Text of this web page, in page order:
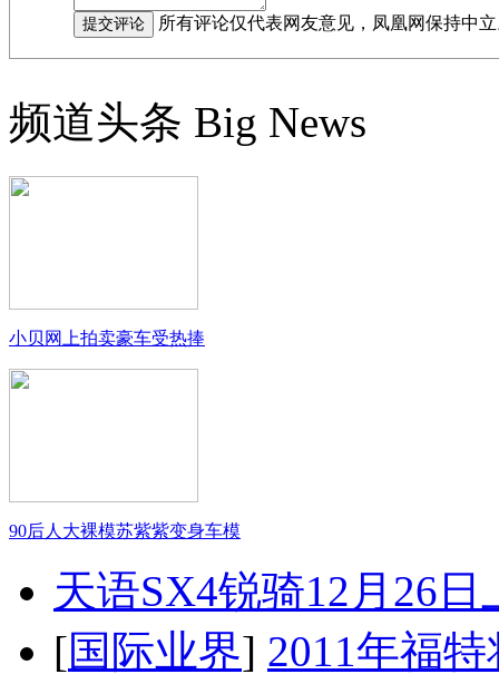
所有评论仅代表网友意见，凤凰网保持中
频道头条 Big News
小贝网上拍卖豪车受热捧
90后人大裸模苏紫紫变身车模
天语SX4锐骑12月26
[国际业界] 2011年福